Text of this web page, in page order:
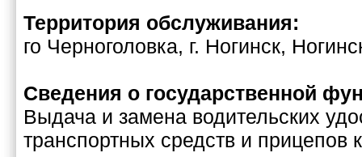
Территория обслуживания:
го Черноголовка, г. Ногинск,
Сведения о государственной
Выдача и замена водительских
транспортных средств и прицепов